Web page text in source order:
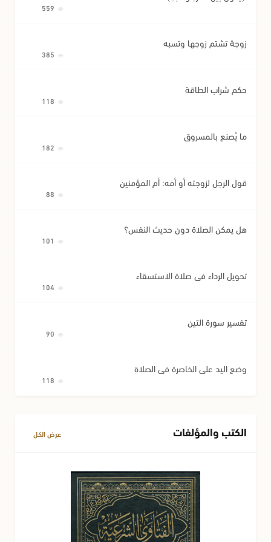
زوجة تشتم زوجها وتسبه
حكم شراب الطاقة
ما يُصنع بالمسروق
قول الرجل لزوجته أو أمه: أم المؤمنين
هل يمكن الصلاة دون حديث النفس؟
تحويل الرداء في صلاة الاستسقاء
تفسير سورة التين
وضع اليد على الخاصرة في الصلاة
الكتب والمؤلفات عرض الكل